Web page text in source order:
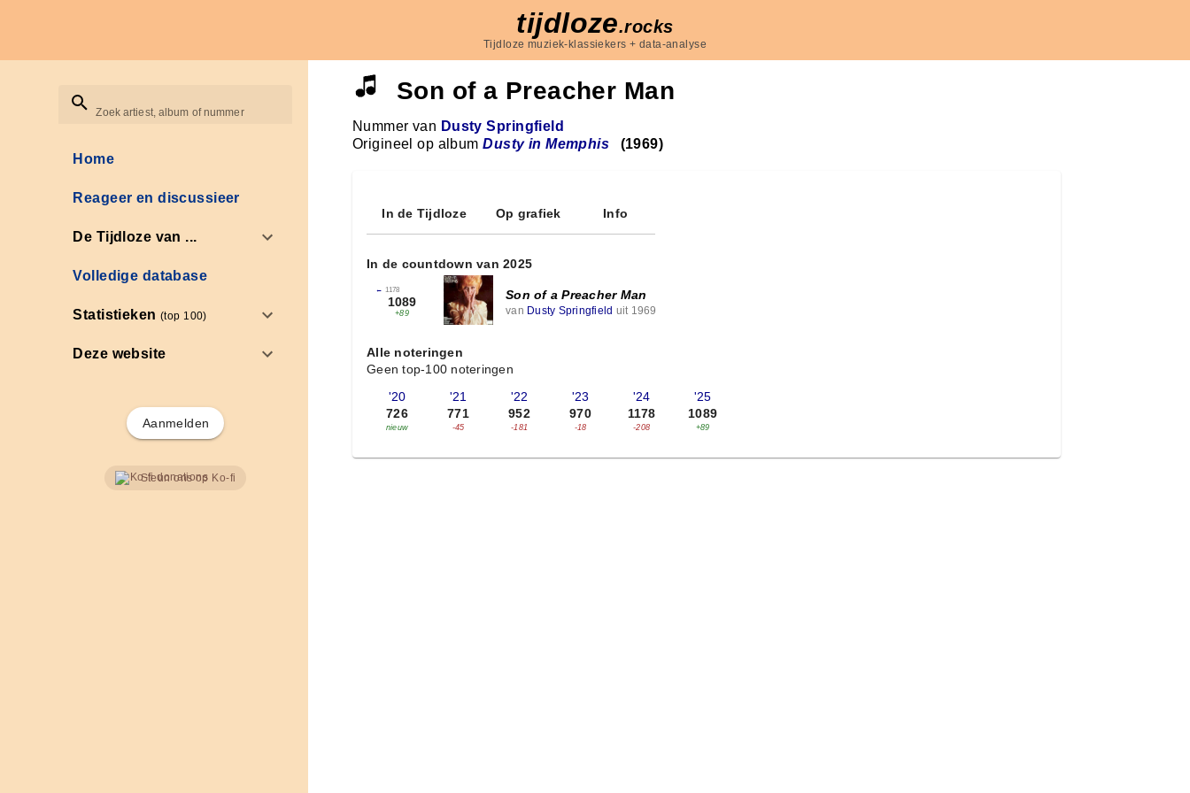
tijdloze.rocks
Tijdloze muziek-klassiekers + data-analyse
Zoek artiest, album of nummer
Home
Reageer en discussieer
De Tijdloze van ...
Volledige database
Statistieken(top 100)
Deze website
Aanmelden
Steun ons op Ko-fi
Son of a Preacher Man
Nummer van Dusty Springfield
Origineel op albumDusty in Memphis (1969)
In de Tijdloze Op grafiek Info
In de countdown van 2025
← 1178
1089
+89
Son of a Preacher Man
van Dusty Springfield uit 1969
Alle noteringen
Geen top-100 noteringen
'20
726
nieuw
'21
771
-45
'22
952
-181
'23
970
-18
'24
1178
-208
'25
1089
+89